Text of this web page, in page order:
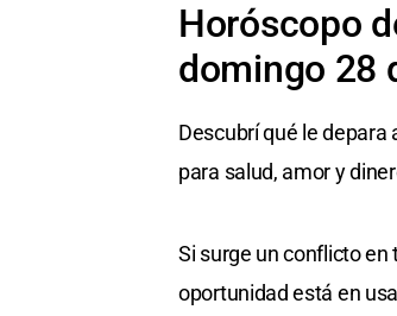
Horóscopo
domingo 28
Descubrí qué le depara
para salud, amor y
Si surge un conflicto
oportunidad está en